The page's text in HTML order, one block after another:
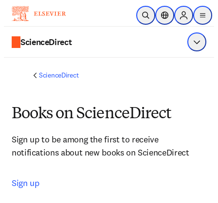
Zum Hauptinhalt wechseln
Suche öffnenStandortauswahl
Sign in to
menu
ScienceDirect Menü
ScienceDirect
Books on ScienceDirect
Sign up to be among the first to receive
notifications about new books on ScienceDirect
Sign up